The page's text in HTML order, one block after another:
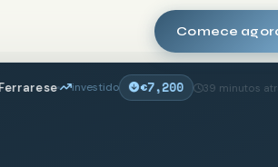
Comece
€7,200 39 minutos atrás Chidi